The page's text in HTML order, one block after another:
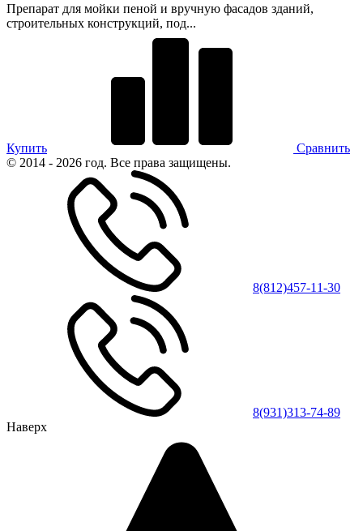
Препарат для мойки пеной и вручную фасадов зданий,
строительных конструкций, под...
Купить
Сравнить
© 2014 - 2026 год. Все права защищены.
8(812)457-11-30
8(931)313-74-89
Наверх